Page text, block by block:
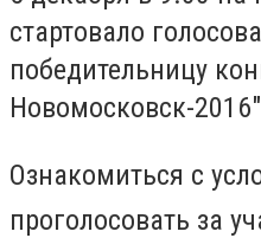
стартовало
победительницу
Новомосковск-
Ознакомиться с
проголосовать за